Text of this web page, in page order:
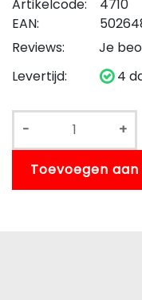
Artikelcode:
4710
EAN:
Reviews:
Je
Levertijd:
4
- +
Toevoegen